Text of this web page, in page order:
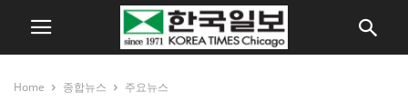
Home 종합뉴스 주요뉴스